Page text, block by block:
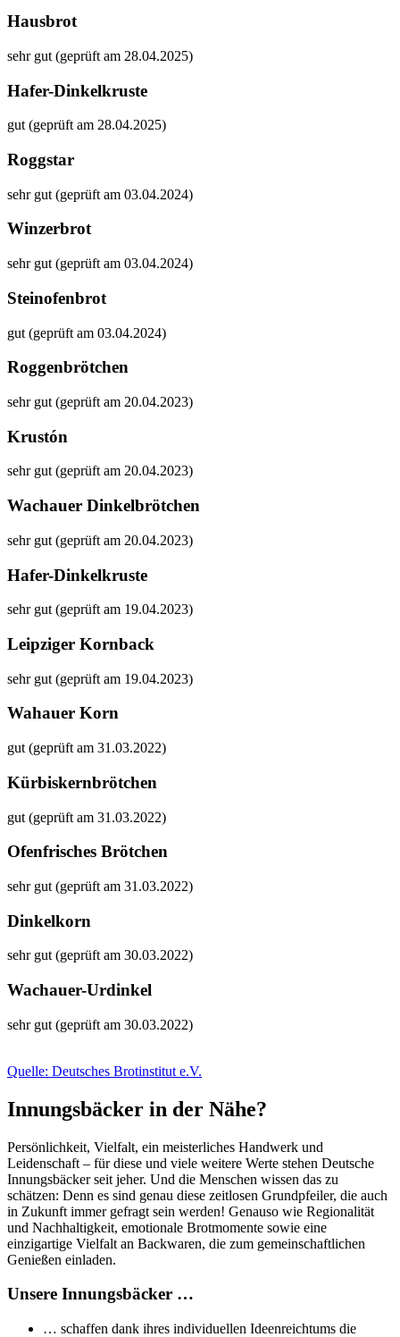
Hausbrot
sehr gut (geprüft am 28.04.2025)
Hafer-Dinkelkruste
gut (geprüft am 28.04.2025)
Roggstar
sehr gut (geprüft am 03.04.2024)
Winzerbrot
sehr gut (geprüft am 03.04.2024)
Steinofenbrot
gut (geprüft am 03.04.2024)
Roggenbrötchen
sehr gut (geprüft am 20.04.2023)
Krustón
sehr gut (geprüft am 20.04.2023)
Wachauer Dinkelbrötchen
sehr gut (geprüft am 20.04.2023)
Hafer-Dinkelkruste
sehr gut (geprüft am 19.04.2023)
Leipziger Kornback
sehr gut (geprüft am 19.04.2023)
Wahauer Korn
gut (geprüft am 31.03.2022)
Kürbiskernbrötchen
gut (geprüft am 31.03.2022)
Ofenfrisches Brötchen
sehr gut (geprüft am 31.03.2022)
Dinkelkorn
sehr gut (geprüft am 30.03.2022)
Wachauer-Urdinkel
sehr gut (geprüft am 30.03.2022)
Quelle: Deutsches Brotinstitut e.V.
Innungsbäcker in der Nähe?
Persönlichkeit, Vielfalt, ein meisterliches Handwerk und
Leidenschaft – für diese und viele weitere Werte stehen Deutsche
Innungsbäcker seit jeher. Und die Menschen wissen das zu
schätzen: Denn es sind genau diese zeitlosen Grundpfeiler, die auch
in Zukunft immer gefragt sein werden! Genauso wie Regionalität
und Nachhaltigkeit, emotionale Brotmomente sowie eine
einzigartige Vielfalt an Backwaren, die zum gemeinschaftlichen
Genießen einladen.
Unsere Innungsbäcker …
… schaffen dank ihres individuellen Ideenreichtums die